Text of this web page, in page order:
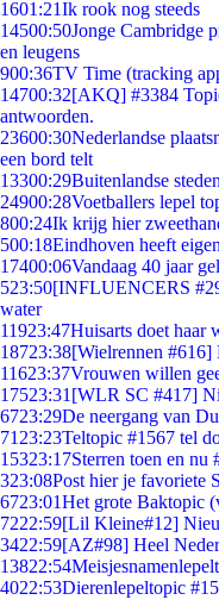
1601:21Ik rook nog steeds
14500:50Jonge Cambridge
en leugens
900:36TV Time (tracking
14700:32[AKQ] #3384
antwoorden.
23600:30Nederlandse
een bord telt
13300:29Buitenlandse
24900:28Voetballers lepel
800:24Ik krijg hier
500:18Eindhoven heeft
17400:06Vandaag 40 jaar
523:50[INFLUENCERS
water
11923:47Huisarts doet haar
18723:38[Wielrennen #616]
11623:37Vrouwen willen
17523:31 [WLR SC #417]
6723:29De neergang van
71 23:23Teltopic #1567 tel
15323:17Sterren toen en nu
323:08Post hier je favoriete
6723:01Het grote Baktopic
7222:59[Lil Kleine#12]
3422:59[AZ#98] Heel
13822:54
4022:53Dierenlepeltopic